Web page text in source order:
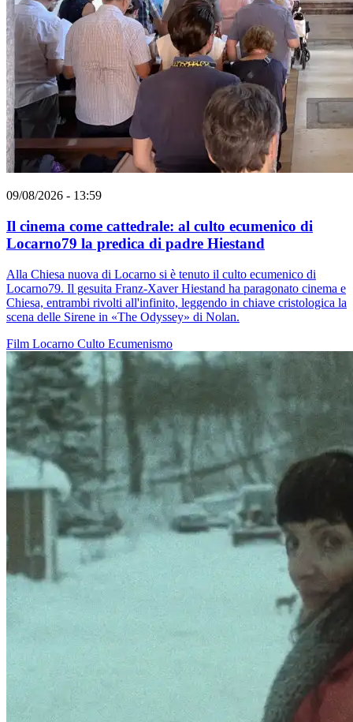
09/08/2026 - 13:59
Il cinema come cattedrale: al culto ecumenico di
Locarno79 la predica di padre Hiestand
Alla Chiesa nuova di Locarno si è tenuto il culto ecumenico di
Locarno79. Il gesuita Franz-Xaver Hiestand ha paragonato cinema e
Chiesa, entrambi rivolti all'infinito, leggendo in chiave cristologica la
scena delle Sirene in «The Odyssey» di Nolan.
Film Locarno Culto Ecumenismo